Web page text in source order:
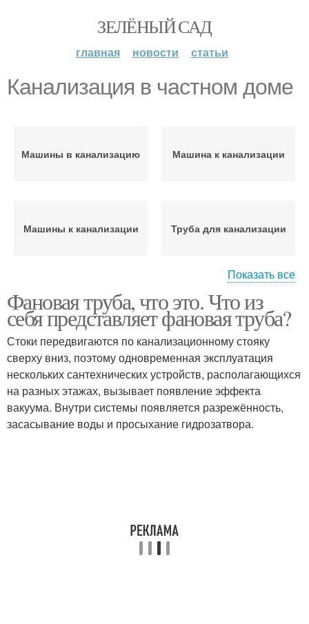
ЗЕЛЁНЫЙ САД
главная новости статьи
Канализация в частном доме
Машины в канализацию Машина к канализации
Машины к канализации Труба для канализации
Многоквартирный дом Дом из бетонных колец
Показать все
Фановая труба, что это. Что из
себя представляет фановая труба?
Стоки передвигаются по канализационному стояку
сверху вниз, поэтому одновременная эксплуатация
нескольких сантехнических устройств, располагающихся
на разных этажах, вызывает появление эффекта
вакуума. Внутри системы появляется разрежённость,
засасывание воды и просыхание гидрозатвора.